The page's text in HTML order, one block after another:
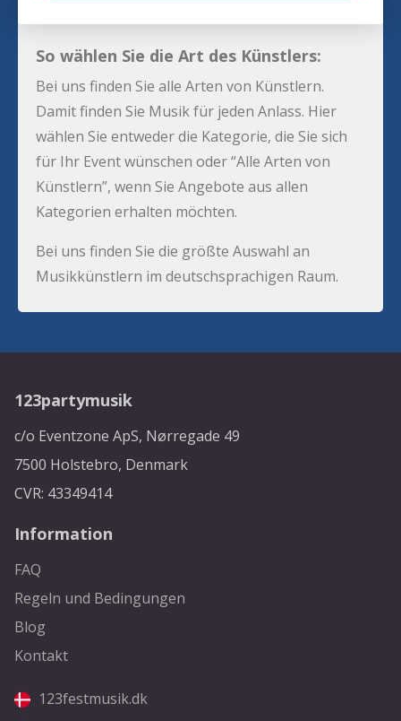
So wählen Sie die Art des Künstlers:
Bei uns finden Sie alle Arten von Künstlern.
Damit finden Sie Musik für jeden Anlass. Hier
wählen Sie entweder die Kategorie, die Sie sich
für Ihr Event wünschen oder “Alle Arten von
Künstlern”, wenn Sie Angebote aus allen
Kategorien erhalten möchten.
Bei uns finden Sie die größte Auswahl an
Musikkünstlern im deutschsprachigen Raum.
123partymusik
c/o Eventzone ApS, Nørregade 49
7500 Holstebro, Denmark
CVR: 43349414
Information
FAQ
Regeln und Bedingungen
Blog
Kontakt
123festmusik.dk